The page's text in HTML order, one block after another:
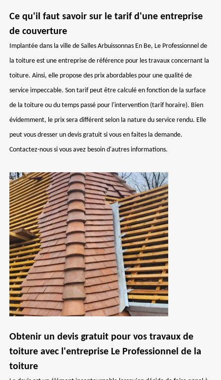
Ce qu'il faut savoir sur le tarif d'une entreprise
de couverture
Implantée dans la ville de Salles Arbuissonnas En Be, Le Professionnel de
la toiture est une entreprise de référence pour les travaux concernant la
toiture. Ainsi, elle propose des prix abordables pour une qualité de
service impeccable. Son tarif peut être calculé en fonction de la surface
de la toiture ou du temps passé pour l'intervention (tarif horaire). Bien
évidemment, le prix sera différent selon la nature du service rendu. Elle
peut vous dresser un devis gratuit si vous en faites la demande.
Contactez-nous si vous avez besoin d'autres informations.
Obtenir un devis gratuit pour vos travaux de
toiture avec l'entreprise Le Professionnel de la
toiture